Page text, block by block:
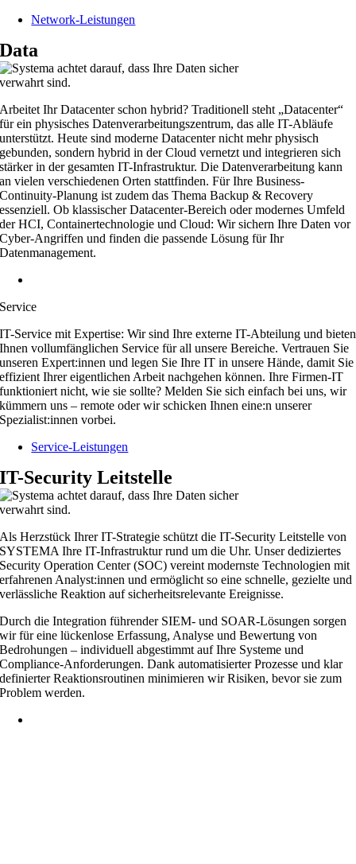
Network-Leistungen
Data
Arbeitet Ihr Datacenter schon hybrid? Traditionell steht „Datacenter“
für ein physisches Datenverarbeitungszentrum, das alle IT-Abläufe
unterstützt. Heute sind moderne Datacenter nicht mehr physisch
gebunden, sondern hybrid in der Cloud vernetzt und integrieren sich
stärker in der gesamten IT-Infrastruktur. Die Datenverarbeitung kann
an vielen verschiedenen Orten stattfinden. Für Ihre Business-
Continuity-Planung ist zudem das Thema Backup & Recovery
essenziell. Ob klassischer Datacenter-Bereich oder modernes Umfeld
der HCI, Containertechnologie und Cloud: Wir sichern Ihre Daten vor
Cyber-Angriffen und finden die passende Lösung für Ihr
Datenmanagement.
Service
IT-Service mit Expertise: Wir sind Ihre externe IT-Abteilung und bieten
Ihnen vollumfänglichen Service für all unsere Bereiche. Vertrauen Sie
unseren Expert:innen und legen Sie Ihre IT in unsere Hände, damit Sie
effizient Ihrer eigentlichen Arbeit nachgehen können. Ihre Firmen-IT
funktioniert nicht, wie sie sollte? Melden Sie sich einfach bei uns, wir
kümmern uns – remote oder wir schicken Ihnen eine:n unserer
Spezialist:innen vorbei.
Service-Leistungen
IT-Security Leitstelle
Als Herzstück Ihrer IT-Strategie schützt die IT-Security Leitstelle von
SYSTEMA Ihre IT-Infrastruktur rund um die Uhr. Unser dediziertes
Security Operation Center (SOC) vereint modernste Technologien mit
erfahrenen Analyst:innen und ermöglicht so eine schnelle, gezielte und
verlässliche Reaktion auf sicherheitsrelevante Ereignisse.
Durch die Integration führender SIEM- und SOAR-Lösungen sorgen
wir für eine lückenlose Erfassung, Analyse und Bewertung von
Bedrohungen – individuell abgestimmt auf Ihre Systeme und
Compliance-Anforderungen. Dank automatisierter Prozesse und klar
definierter Reaktionsroutinen minimieren wir Risiken, bevor sie zum
Problem werden.